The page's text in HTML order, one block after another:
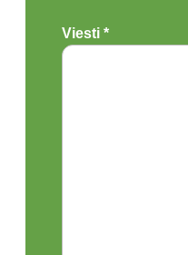
Viesti *